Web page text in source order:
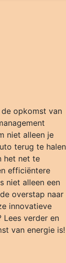
opkomst van
niet alleen je
terug te halen
het net te
efficiëntere
niet alleen een
overstap naar
innovatieve
verder en
van energie is!